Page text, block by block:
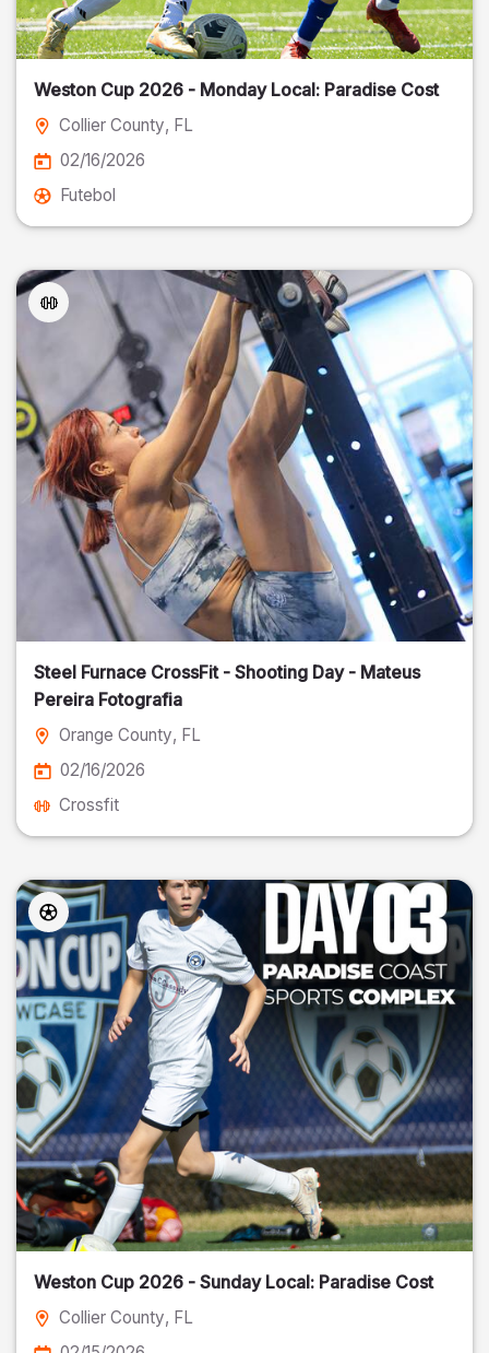
Weston Cup 2026 - Monday Local: Paradise Cost
Collier County, FL
02/16/2026
Futebol
Steel Furnace CrossFit - Shooting Day - Mateus
Pereira Fotografia
Orange County, FL
02/16/2026
Crossfit
Weston Cup 2026 - Sunday Local: Paradise Cost
Collier County, FL